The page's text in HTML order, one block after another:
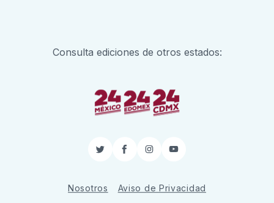
Consulta ediciones de otros estados:
TwitterFacebook
InstagramYouTube
Nosotros Aviso de Privacidad